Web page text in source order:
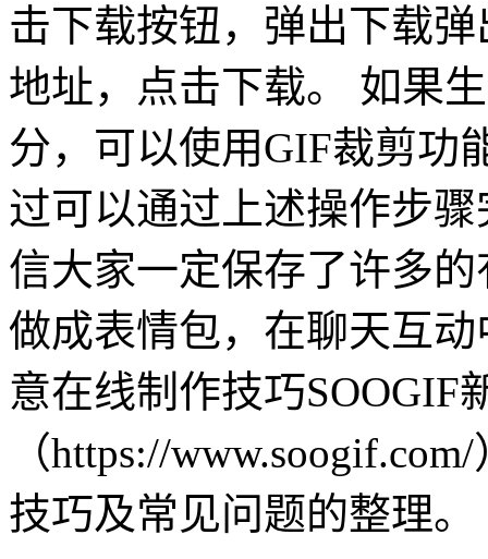
击下载按钮，弹出下载
地址，点击下载。 如果
分，可以使用GIF裁剪功
过可以通过上述操作步
信大家一定保存了许多
做成表情包，在聊天互
意在线制作技巧SOOGIF
（https://
技巧及常见问题的整理。